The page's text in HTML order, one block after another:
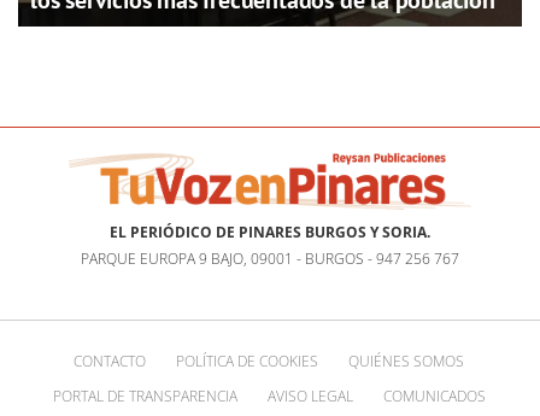
EL PERIÓDICO DE PINARES BURGOS Y SORIA.
PARQUE EUROPA 9 BAJO, 09001 - BURGOS - 947 256 767
CONTACTO POLÍTICA DE COOKIES
QUIÉNES SOMOS
PORTAL DE TRANSPARENCIA
AVISO LEGAL COMUNICADOS